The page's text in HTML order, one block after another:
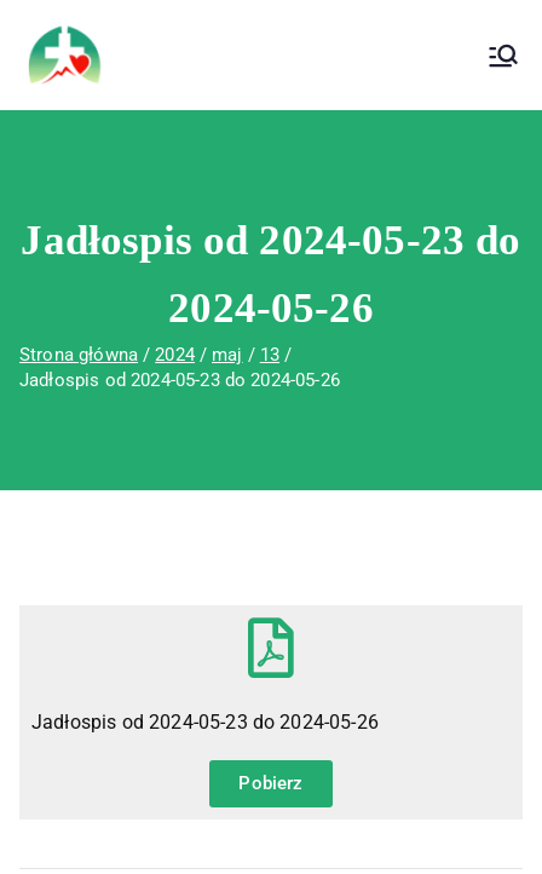
Wojewódzki Szpital Specjalistyczny im.
Św. Rafała w Czerwonej Górze
Jadłospis od 2024-05-23 do
2024-05-26
Strona główna 2024 maj
13
Jadłospis od 2024-05-23 do 2024-05-26
Jadłospis od 2024-05-23 do 2024-05-26
Pobierz